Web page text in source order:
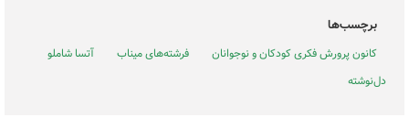
برچسب‌ها
کانون پرورش فکری کودکان و نوجوانان فرشته‌های میناب
آتسا شاملو
دل‌نوشته